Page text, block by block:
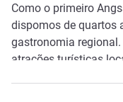
Descrição
Como o primeiro
dispomos de quartos
gastronomia
atrações turísticas